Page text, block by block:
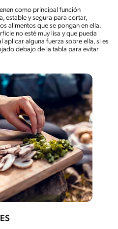
como principal función
estable y segura para cortar,
alimentos que se pongan en ella.
no esté muy lisa y que pueda
aplicar alguna fuerza sobre ella, si es
debajo de la tabla para evitar